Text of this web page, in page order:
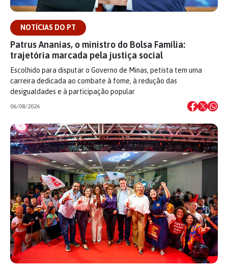
NOTÍCIAS DO PT
Patrus Ananias, o ministro do Bolsa Família:
trajetória marcada pela justiça social
Escolhido para disputar o Governo de Minas, petista tem uma
carreira dedicada ao combate à fome, à redução das
desigualdades e à participação popular
06/08/2026